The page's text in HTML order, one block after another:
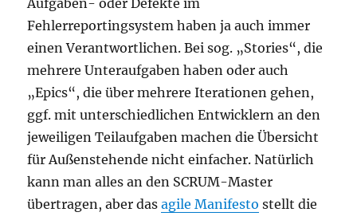
Fehlerreportingsystem haben ja auch immer
einen Verantwortlichen. Bei sog. „Stories“, die
mehrere Unteraufgaben haben oder auch
„Epics“, die über mehrere Iterationen gehen,
ggf. mit unterschiedlichen Entwicklern an den
jeweiligen Teilaufgaben machen die Übersicht
für Außenstehende nicht einfacher. Natürlich
kann man alles an den SCRUM-Master
übertragen, aber dasagile Manifesto stellt die